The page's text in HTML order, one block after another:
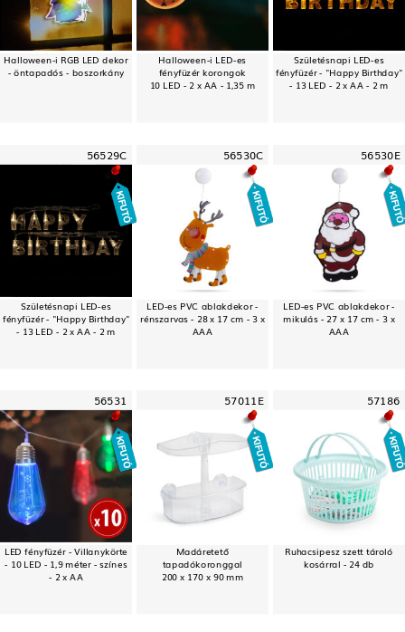
Halloween-i RGB LED dekor
- öntapadós - boszorkány
Halloween-i LED-es
fényfüzér korongok
10 LED - 2 x AA - 1,35 m
Születésnapi LED-es
fényfüzér - "Happy Birthday"
- 13 LED - 2 x AA - 2 m
56529C
Születésnapi LED-es
fényfüzér - "Happy Birthday"
- 13 LED - 2 x AA - 2 m
56530C
LED-es PVC ablakdekor -
rénszarvas - 28 x 17 cm - 3 x
AAA
56530E
LED-es PVC ablakdekor -
mikulás - 27 x 17 cm - 3 x
AAA
56531
LED fényfüzér - Villanykörte
- 10 LED - 1,9 méter - színes
- 2 x AA
57011E
Madáretető
tapadókoronggal
200 x 170 x 90 mm
57186
Ruhacsipesz szett tároló
kosárral - 24 db